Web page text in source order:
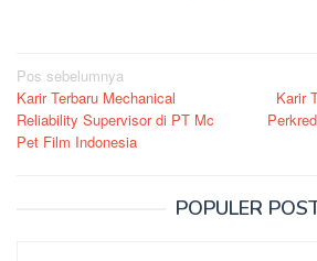
Navigasi
pos
Pos sebelumnya
Karir Terbaru Mechanical
Reliability Supervisor di PT Mc
Pet Film Indonesia
Karir
POPULER